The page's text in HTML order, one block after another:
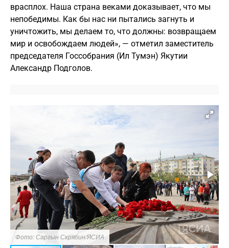
врасплох. Наша страна веками доказывает, что мы
непобедимы. Как бы нас ни пытались загнуть и
уничтожить, мы делаем то, что должны: возвращаем
мир и освобождаем людей», — отметил заместитель
председателя Госсобрания (Ил Тумэн) Якутии
Александр Подголов.
Фото: Саргын Скрябин/ЯСИА